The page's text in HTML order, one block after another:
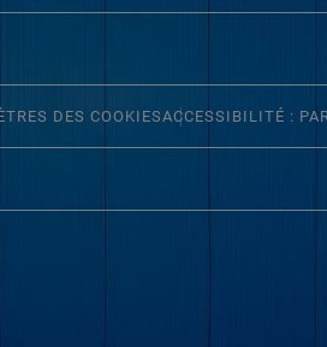
DES COOKIESACCESSIBILITÉ :